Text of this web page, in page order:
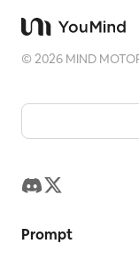
©2026 MIND
Prompt